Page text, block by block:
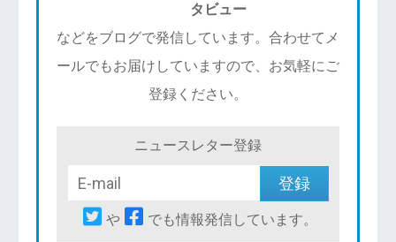
タビュー
などをブログで発信しています。合わせてメ
ールでもお届けしていますので、お気軽にご
登録ください。
ニュースレター登録
や でも情報発信しています。